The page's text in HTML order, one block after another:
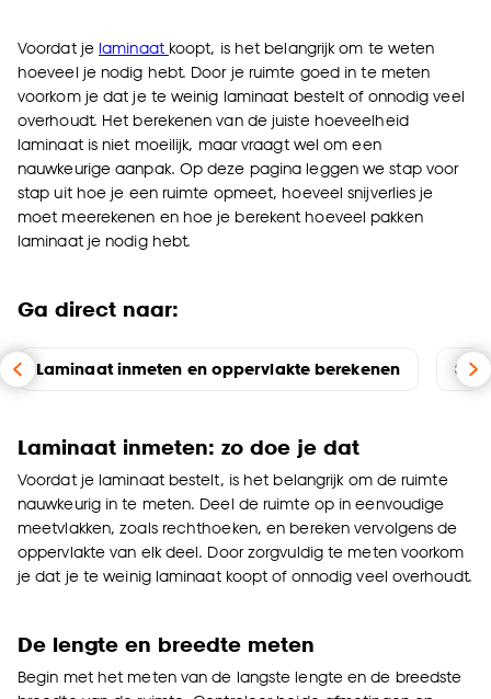
Voordat jelaminaat koopt, is het belangrijk om te weten
hoeveel je nodig hebt. Door je ruimte goed in te meten
voorkom je dat je te weinig laminaat bestelt of onnodig veel
overhoudt. Het berekenen van de juiste hoeveelheid
laminaat is niet moeilijk, maar vraagt wel om een
nauwkeurige aanpak. Op deze pagina leggen we stap voor
stap uit hoe je een ruimte opmeet, hoeveel snijverlies je
moet meerekenen en hoe je berekent hoeveel pakken
laminaat je nodig hebt.
Ga direct naar:
Laminaat inmeten en oppervlakte berekenen
Laminaat inmeten: zo doe je dat
Voordat je laminaat bestelt, is het belangrijk om de ruimte
nauwkeurig in te meten. Deel de ruimte op in eenvoudige
meetvlakken, zoals rechthoeken, en bereken vervolgens de
oppervlakte van elk deel. Door zorgvuldig te meten voorkom
je dat je te weinig laminaat koopt of onnodig veel overhoudt.
De lengte en breedte meten
Begin met het meten van de langste lengte en de breedste